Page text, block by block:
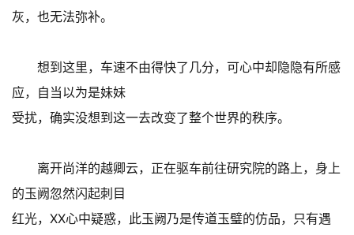
灰，也无法弥补。
想到这里，车速不由得快了几分，可心中却隐隐有所感
应，自当以为是妹妹
受扰，确实没想到这一去改变了整个世界的秩序。
离开尚洋的越卿云，正在驱车前往研究院的路上，身上
的玉阙忽然闪起刺目
红光，XX心中疑惑，此玉阙乃是传道玉璧的仿品，只有遇